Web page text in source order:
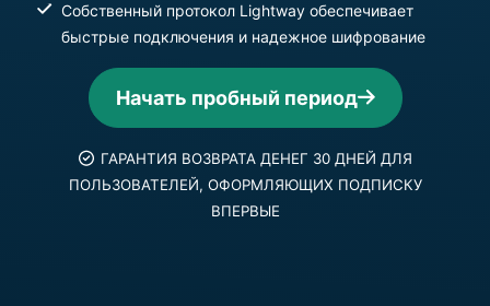
Собственный протокол Lightway обеспечивает
быстрые подключения и надежное шифрование
Начать пробный период
ГАРАНТИЯ ВОЗВРАТА ДЕНЕГ 30 ДНЕЙ ДЛЯ
ПОЛЬЗОВАТЕЛЕЙ, ОФОРМЛЯЮЩИХ ПОДПИСКУ
ВПЕРВЫЕ